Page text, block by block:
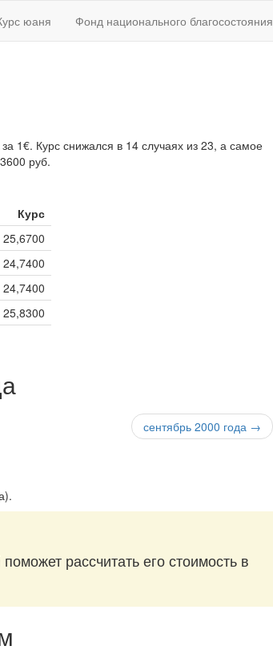
юаня Фонд национального благосостояния
1€. Курс снижался в 14 случаях из 23, а самое
руб.
Курс
25,6700
24,7400
24,7400
25,8300
сентябрь 2000 года →
.
рассчитать его стоимость в